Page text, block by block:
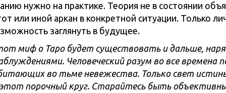
нужно на практике. Теория не в состоянии
или иной аркан в конкретной ситуации. Только
заглянуть в будущее.
миф о Таро будет существовать и дальше,
Человеческий разум во все времена
во тьме невежества. Только свет
порочный круг. Старайтесь быть